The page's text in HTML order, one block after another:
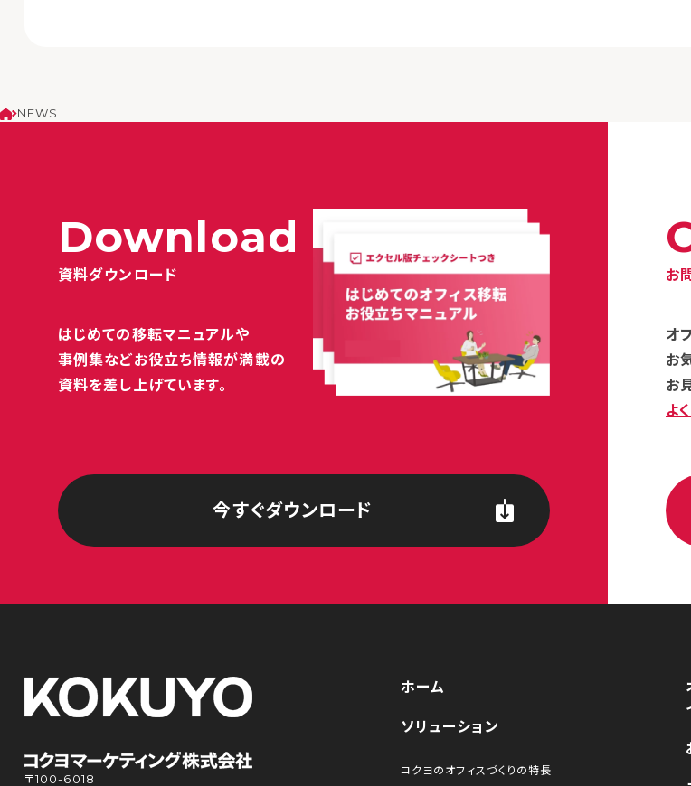
NEWS
Download
資料ダウンロード
はじめての移転マニュアルや
事例集などお役立ち情報が満載の
資料を差し上げています。
今すぐダウンロード
お
オ
お
お
よ
〒100-6018
ホーム
ソリューション
コクヨのオフィスづくりの特長